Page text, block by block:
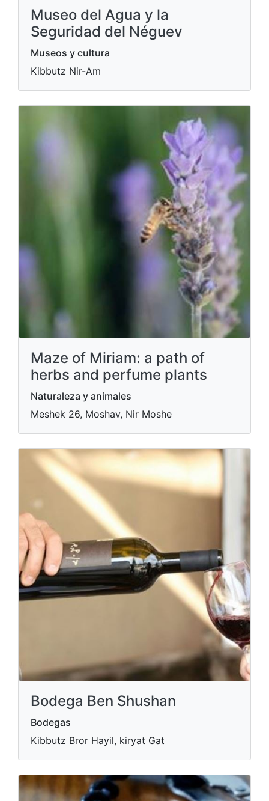
Museo del Agua y la
Seguridad del Néguev
Museos y cultura
Kibbutz Nir-Am
Maze of Miriam: a path of
herbs and perfume plants
Naturaleza y animales
Meshek 26, Moshav, Nir Moshe
Bodega Ben Shushan
Bodegas
Kibbutz Bror Hayil, kiryat Gat